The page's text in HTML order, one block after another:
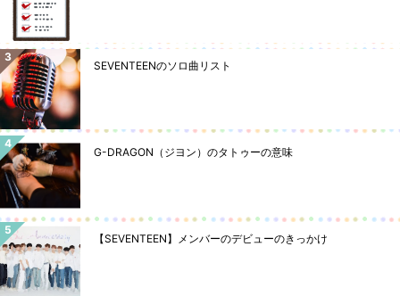
SEVENTEENのソロ曲リスト
G-DRAGON（ジヨン）のタトゥーの意味
【SEVENTEEN】メンバーのデビューのきっかけ